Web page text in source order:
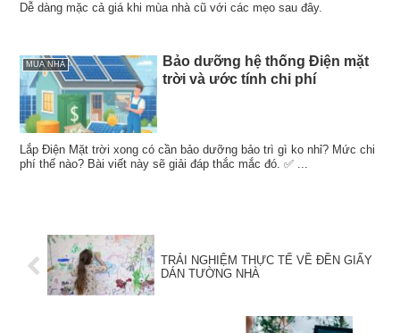
Dễ dàng mặc cả giá khi mùa nhà cũ với các mẹo sau đây.
MUA NHÀ
Bảo dưỡng hệ thống Điện mặt
trời và ước tính chi phí
Lắp Điện Mặt trời xong có cần bảo dưỡng bảo trì gì ko nhỉ? Mức chi
phí thế nào? Bài viết này sẽ giải đáp thắc mắc đó. ✅ ...
TRẢI NGHIỆM THỰC TẾ VỀ ĐỀN GIẤY
DÁN TƯỜNG NHÀ